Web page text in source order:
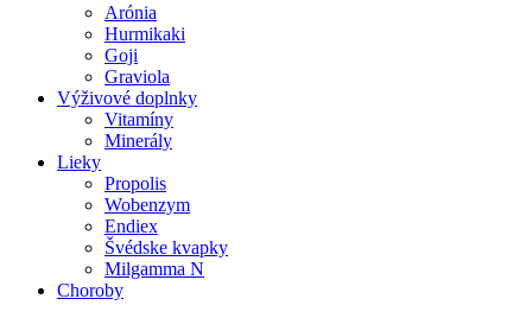
Arónia
Hurmikaki
Goji
Graviola
Výživové doplnky
Vitamíny
Minerály
Lieky
Propolis
Wobenzym
Endiex
Švédske kvapky
Milgamma N
Choroby